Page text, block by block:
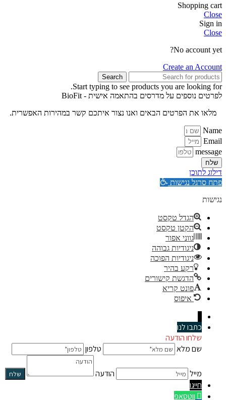
Shopping cart
Close
Sign in
Close
No account yet?
Create an Account
Search
Start typing to see products you are looking for.
לפרטים נוספים על מדרסים בהתאמה אישית - BioFit
מלאו את הפרטים הבאים ואנו נצור איתכם קשר במהירות האפשרית.
Name
Email
message
שלח
דילוג לתוכן
פתח סרגל נגישות
נגישות
הגדל טקסט
הקטן טקסט
גווני אפור
ניגודיות גבוהה
ניגודיות הפוכה
רקע בהיר
הדגשת קישורים
פונט קריא
איפוס
כתבו לנו
שלחו הודעה
שם מלא
טלפון
מייל
הודעה
חייגו
ווטסאפ